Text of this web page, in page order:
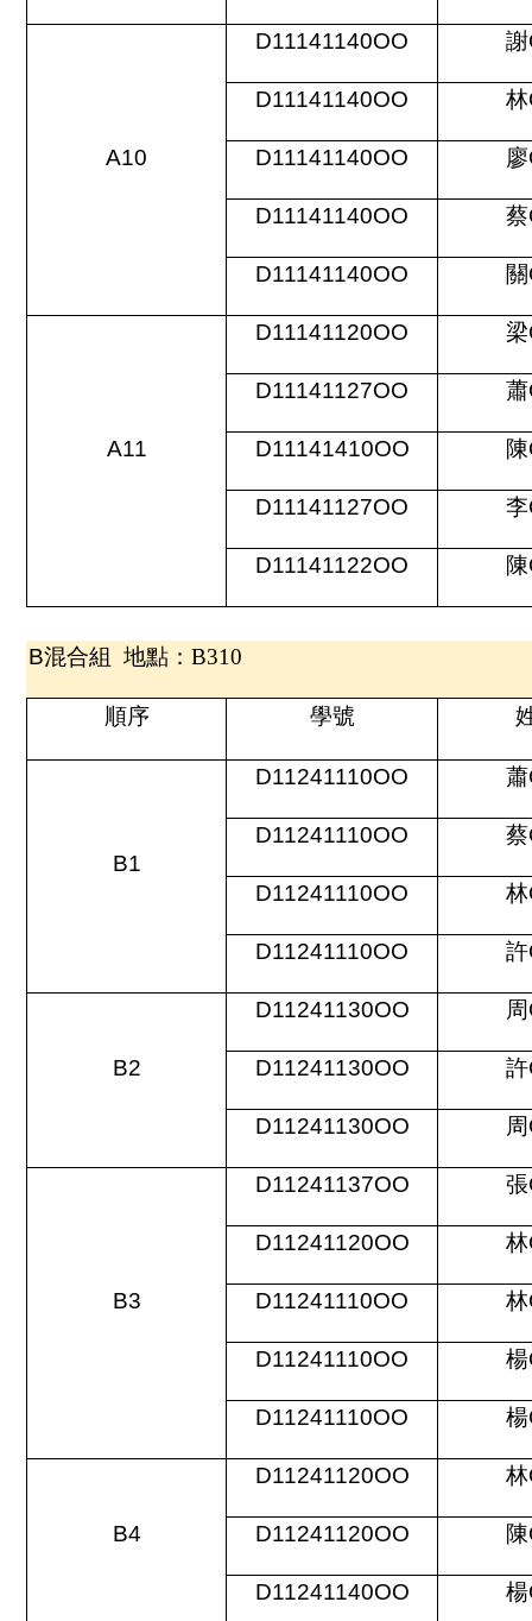
A10
D11141140OO 謝
D11141140OO 林
D11141140OO 廖
D11141140OO 蔡
D11141140OO 關
A11
D11141120OO 梁
D11141127OO 蕭
D11141410OO 陳
D11141127OO 李
D11141122OO 陳
B混合組 地點：B310
順序 學號
B1
D11241110OO 蕭
D11241110OO 蔡
D11241110OO 林
D11241110OO 許
B2
D11241130OO 周
D11241130OO 許
D11241130OO 周
B3
D11241137OO 張
D11241120OO 林
D11241110OO 林
D11241110OO 楊
D11241110OO 楊
B4
D11241120OO 林
D11241120OO 陳
D11241140OO 楊